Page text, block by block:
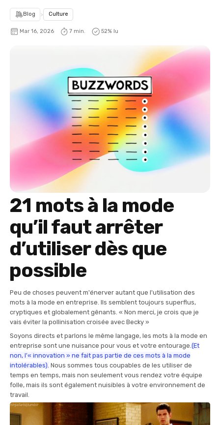
Blog > Culture
Mar 16, 2026 7 min. 52% lu
21 mots à la mode
qu’il faut arrêter
d’utiliser dès que
possible
Peu de choses peuvent m'énerver autant que l'utilisation des
mots à la mode en entreprise. Ils semblent toujours superflus,
cryptiques et globalement gênants. « Non merci, je crois que je
vais éviter la pollinisation croisée avec Becky »
Soyons directs et parlons le même langage, les mots à la mode en
entreprise sont une nuisance pour vous et votre entourage. (Et
non, l'« innovation » ne fait pas partie de ces mots à la mode
intolérables). Nous sommes tous coupables de les utiliser de
temps en temps, mais non seulement vous rendez votre équipe
folle, mais ils sont également nuisibles à votre environnement de
travail.